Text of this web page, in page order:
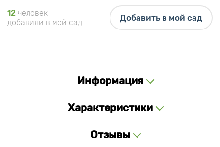
12 человек
добавили в мой сад
Добавить в мой сад
Информация
Характеристики
Отзывы